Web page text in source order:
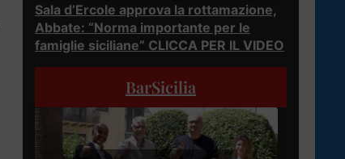
Sala d’Ercole approva la rottamazione,
Abbate: “Norma importante per le
famiglie siciliane” CLICCA PER IL VIDEO
BarSicilia